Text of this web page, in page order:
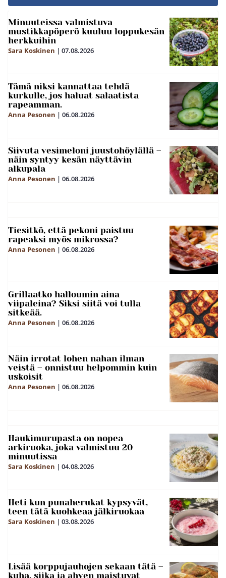
Minuuteissa valmistuva
mustikkapöperö kuuluu loppukesän
herkkuihin
Sara Koskinen | 07.08.2026
Tämä niksi kannattaa tehdä
kurkulle, jos haluat salaatista
rapeamman.
Anna Pesonen | 06.08.2026
Siivuta vesimeloni juustohöylällä –
näin syntyy kesän näyttävin
alkupala
Anna Pesonen | 06.08.2026
Tiesitkö, että pekoni paistuu
rapeaksi myös mikrossa?
Anna Pesonen | 06.08.2026
Grillaatko halloumin aina
viipaleina? Siksi siitä voi tulla
sitkeää.
Anna Pesonen | 06.08.2026
Näin irrotat lohen nahan ilman
veistä – onnistuu helpommin kuin
uskoisit
Anna Pesonen | 06.08.2026
Haukimurupasta on nopea
arkiruoka, joka valmistuu 20
minuutissa
Sara Koskinen | 04.08.2026
Heti kun punaherukat kypsyvät,
teen tätä kuohkeaa jälkiruokaa
Sara Koskinen | 03.08.2026
Lisää korppujauhojen sekaan tätä –
kuha, siika ja ahven maistuvat